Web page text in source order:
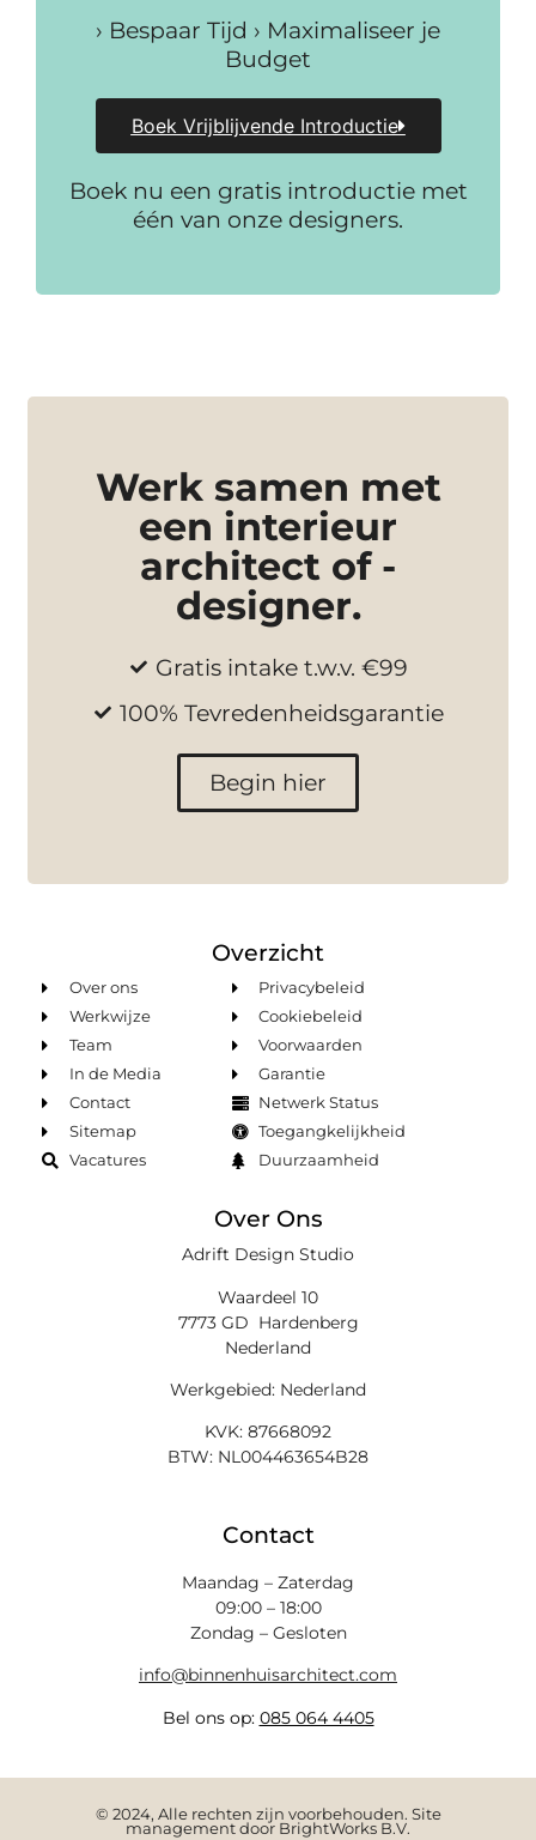
› Bespaar Tijd › Maximaliseer je
Budget
Boek Vrijblijvende Introductie
Boek nu een gratis introductie met
één van onze designers.
Werk samen met
een interieur
architect of -
designer.
Gratis intake t.w.v. €99
100% Tevredenheidsgarantie
Begin hier
Overzicht
Over ons
Werkwijze
Team
In de Media
Contact
Sitemap
Vacatures
Privacybeleid
Cookiebeleid
Voorwaarden
Garantie
Netwerk Status
Toegangkelijkheid
Duurzaamheid
Over Ons
Adrift Design Studio
Waardeel 10
7773 GD Hardenberg
Nederland
Werkgebied: Nederland
KVK: 87668092
BTW: NL004463654B28
Contact
Maandag – Zaterdag
09:00 – 18:00
Zondag – Gesloten
info@binnenhuisarchitect.com
Bel ons op: 085 064 4405
© 2024, Alle rechten zijn voorbehouden. Site
management door BrightWorks B.V.